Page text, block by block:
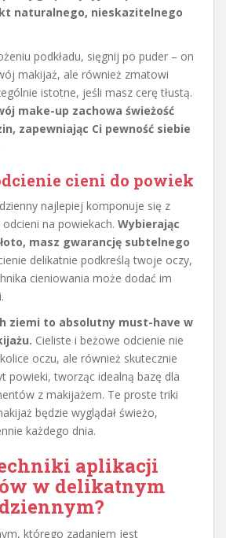
naturalnego, nieskazitelnego
podkładu, sięgnij po puder – on
makijaż, ale również zmatowi
istotne, jeśli masz cerę tłustą.
make-up zachowa świeżość
zapewniając Ci pewność siebie
cieni do powiek
najlepiej komponuje się z
na powiekach. Wybierając
masz gwarancję subtelnego
delikatnie podkreślą twoje oczy,
cieniowania może dodać im
ziemi to absolutny must-have w
Cieliste i beżowe odcienie nie
oczu, ale również skutecznie
powieki, tworząc idealną bazę dla
z makijażem. Te proste triki
będzie wyglądał świeżo,
każdego dnia.
aplikacji
w delikatnym
którego zadaniem jest